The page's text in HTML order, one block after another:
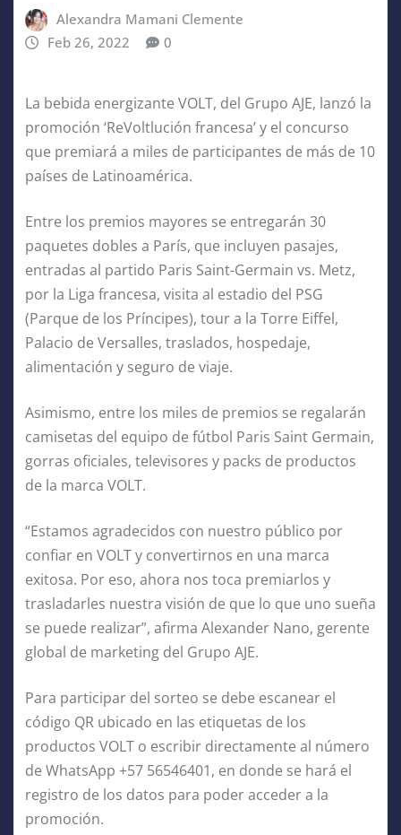
Alexandra Mamani Clemente
Feb 26, 2022
0
La bebida energizante VOLT, del Grupo AJE, lanzó la
promoción ‘ReVoltlución francesa’ y el concurso
que premiará a miles de participantes de más de 10
países de Latinoamérica.
Entre los premios mayores se entregarán 30
paquetes dobles a París, que incluyen pasajes,
entradas al partido Paris Saint-Germain vs. Metz,
por la Liga francesa, visita al estadio del PSG
(Parque de los Príncipes), tour a la Torre Eiffel,
Palacio de Versalles, traslados, hospedaje,
alimentación y seguro de viaje.
Asimismo, entre los miles de premios se regalarán
camisetas del equipo de fútbol Paris Saint Germain,
gorras oficiales, televisores y packs de productos
de la marca VOLT.
“Estamos agradecidos con nuestro público por
confiar en VOLT y convertirnos en una marca
exitosa. Por eso, ahora nos toca premiarlos y
trasladarles nuestra visión de que lo que uno sueña
se puede realizar”, afirma Alexander Nano, gerente
global de marketing del Grupo AJE.
Para participar del sorteo se debe escanear el
código QR ubicado en las etiquetas de los
productos VOLT o escribir directamente al número
de WhatsApp +57 56546401, en donde se hará el
registro de los datos para poder acceder a la
promoción.